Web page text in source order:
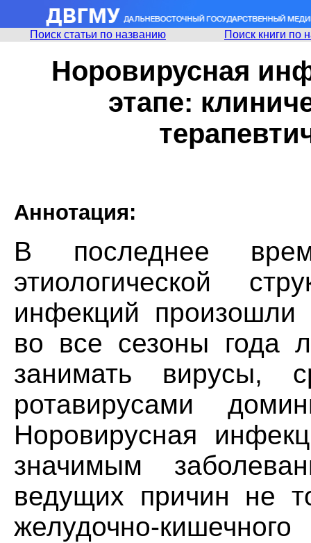
Поиск статьи по названию Поиск книги по
Норовирусная
этапе:
Аннотация:
В последнее
этиологической
инфекций
во все сезоны года
занимать вирусы,
ротавирусами
Норовирусная
значимым
ведущих причин не
желудочно-